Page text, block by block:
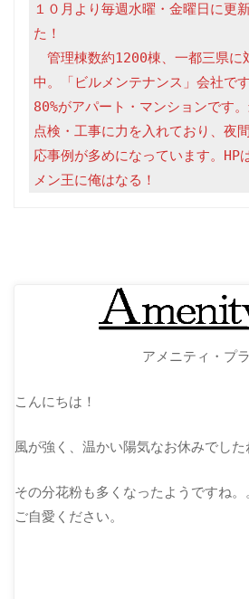
１０月より毎週水曜・金曜日に更
た！
管理棟数約1200棟、一都三県に
中。「ビルメンテナンス」会社で
80%がアパート・マンションです
点検・工事に力を入れており、夜
応事例が多めになっています。HP
メン王に俺はなる！
アメニティ・プ
こんにちは！
風が強く、温かい陽気なお休みでした
その分花粉も多くなったようですね
ご自愛ください。